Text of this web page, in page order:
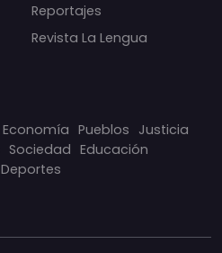
Reportajes
Revista La Lengua
Economía Pueblos Justicia
Sociedad Educación
Deportes